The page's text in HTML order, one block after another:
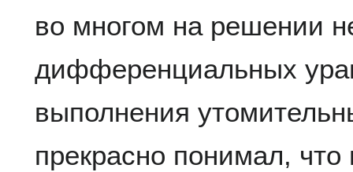
во многом на решении
дифференциальных
выполнения
прекрасно понимал,